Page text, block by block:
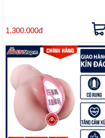
1.300.000đ